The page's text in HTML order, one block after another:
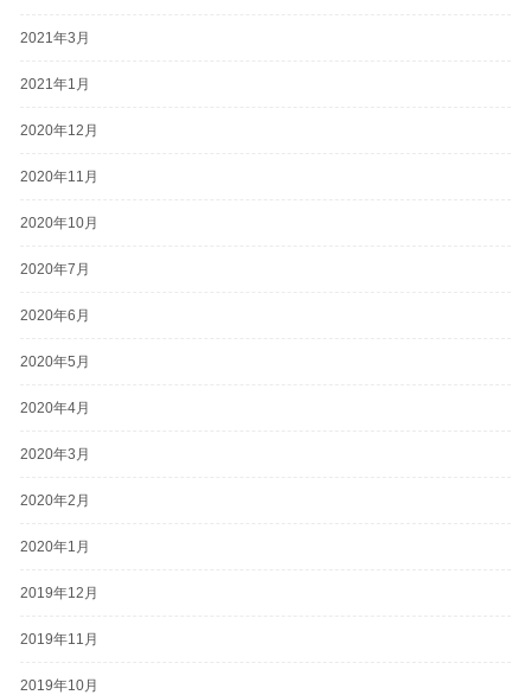
2021年3月
2021年1月
2020年12月
2020年11月
2020年10月
2020年7月
2020年6月
2020年5月
2020年4月
2020年3月
2020年2月
2020年1月
2019年12月
2019年11月
2019年10月